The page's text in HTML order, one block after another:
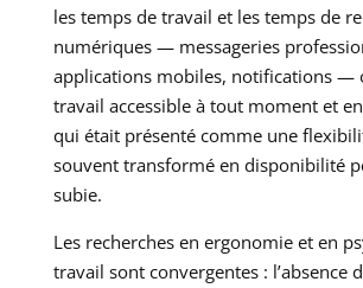
les temps de travail et les temps de
numériques — messageries
applications mobiles, notifications —
travail accessible à tout moment et
qui était présenté comme une
souvent transformé en disponibilité
subie.
Les recherches en ergonomie et en
travail sont convergentes : l’absence